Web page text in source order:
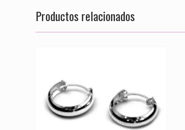
Productos relacionados